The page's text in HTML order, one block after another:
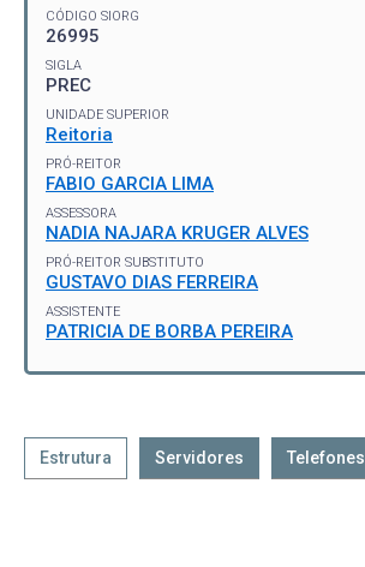
CÓDIGO SIORG
26995
SIGLA
PREC
UNIDADE SUPERIOR
Reitoria
PRÓ-REITOR
FABIO GARCIA LIMA
ASSESSORA
NADIA NAJARA KRUGER ALVES
PRÓ-REITOR SUBSTITUTO
GUSTAVO DIAS FERREIRA
ASSISTENTE
PATRICIA DE BORBA PEREIRA
Estrutura Servidores Telefones